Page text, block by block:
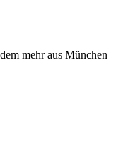
mehr aus München